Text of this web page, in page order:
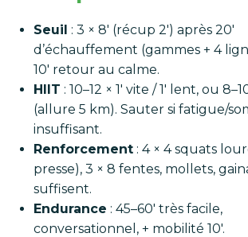
Seuil : 3 × 8′ (récup 2′) après 20′
d’échauffement (gammes + 4
10′ retour au calme.
HIIT : 10–12 × 1′ vite / 1′ lent, ou
(allure 5 km). Sauter si fatigue/
insuffisant.
Renforcement : 4 × 4 squats
presse), 3 × 8 fentes, mollets,
suffisent.
Endurance : 45–60′ très facile,
conversationnel, + mobilité 10′.